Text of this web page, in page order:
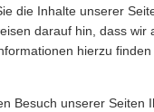
die Inhalte unserer
darauf hin, dass
hierzu
Besuch unserer